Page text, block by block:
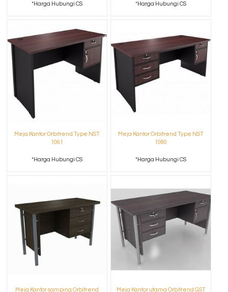
*Harga Hubungi CS *Harga Hubungi CS
Meja Kantor Orbitrend Type NST
1061
*Harga Hubungi CS
Meja Kantor Orbitrend Type NST
1080
*Harga Hubungi CS
Meja Kantor samping Orbitrend Meja Kantor utama Orbitrend GST